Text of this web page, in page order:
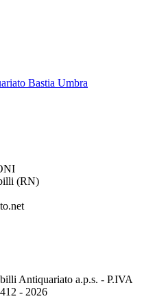
Bastia Umbra
(RN)
Antiquariato a.p.s. - P.IVA
- 2026